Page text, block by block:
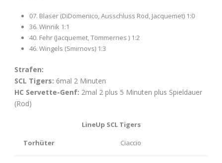
07. Blaser (DiDomenico, Ausschluss Rod, Jacquemet) 1:0
36. Winnik 1:1
40. Fehr (Jacquemet, Tömmernes ) 1:2
46. Wingels (Smirnovs) 1:3
Strafen:
SCL Tigers: 6mal 2 Minuten
HC Servette-Genf: 2mal 2 plus 5 Minuten plus Spieldauer
(Rod)
LineUp SCL Tigers
Torhüter Ciaccio